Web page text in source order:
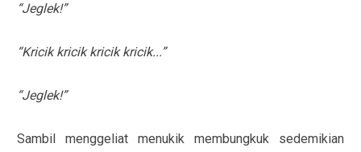
“Jeglek!”
“Kricik kricik kricik kricik...”
“Jeglek!”
Sambil menggeliat menukik membungkuk sedemikian